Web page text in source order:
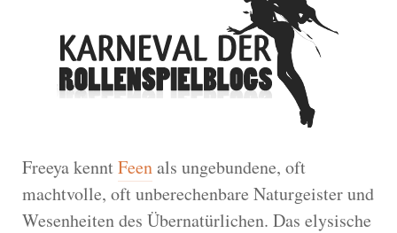
Freeya kenntFeenals ungebundene, oft
machtvolle, oft unberechenbare Naturgeister und
Wesenheiten des Übernatürlichen. Das elysische